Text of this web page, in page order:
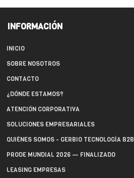
INFORMACIÓN
INICIO
SOBRE NOSOTROS
CONTACTO
¿DÓNDE ESTAMOS?
ATENCIÓN CORPORATIVA
SOLUCIONES EMPRESARIALES
QUIÉNES SOMOS - GERBIO TECNOLOGÍA B2B
PRODE MUNDIAL 2026 — FINALIZADO
LEASING EMPRESAS